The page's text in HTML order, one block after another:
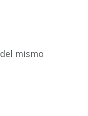
del mismo